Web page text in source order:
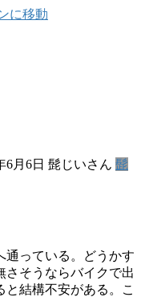
に移動
6月6日 髭じいさん 髭
通っている。どうかす
さそうならバイクで出
結構不安がある。こ